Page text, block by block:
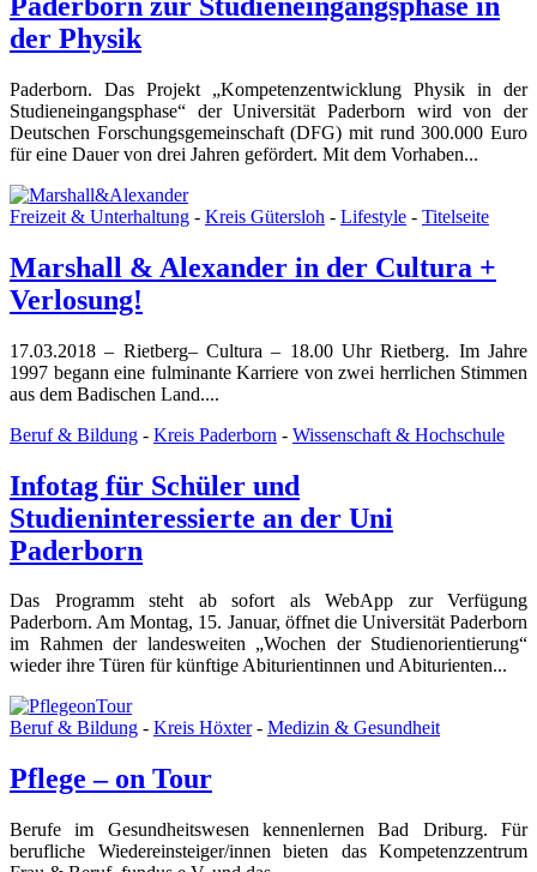
der Physik
Paderborn. Das Projekt „Kompetenzentwicklung Physik in der
Studieneingangsphase“ der Universität Paderborn wird von der
Deutschen Forschungsgemeinschaft (DFG) mit rund 300.000 Euro
für eine Dauer von drei Jahren gefördert. Mit dem Vorhaben...
Freizeit & Unterhaltung - Kreis Gütersloh - Lifestyle - Titelseite
Marshall & Alexander in der Cultura +
Verlosung!
17.03.2018 – Rietberg– Cultura – 18.00 Uhr Rietberg. Im Jahre
1997 begann eine fulminante Karriere von zwei herrlichen Stimmen
aus dem Badischen Land....
Beruf & Bildung - Kreis Paderborn - Wissenschaft & Hochschule
Infotag für Schüler und
Studieninteressierte an der Uni
Paderborn
Das Programm steht ab sofort als WebApp zur Verfügung
Paderborn. Am Montag, 15. Januar, öffnet die Universität Paderborn
im Rahmen der landesweiten „Wochen der Studienorientierung“
wieder ihre Türen für künftige Abiturientinnen und Abiturienten...
Beruf & Bildung - Kreis Höxter- Medizin & Gesundheit
Pflege – on Tour
Berufe im Gesundheitswesen kennenlernen Bad Driburg. Für
berufliche Wiedereinsteiger/innen bieten das Kompetenzzentrum